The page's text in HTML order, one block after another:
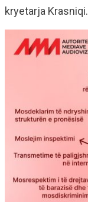
kryetarja Krasniqi.